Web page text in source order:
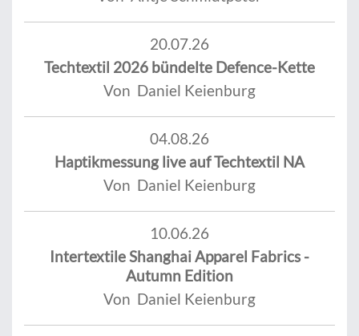
20.07.26
Techtextil 2026 bündelte Defence-Kette
Von Daniel Keienburg
04.08.26
Haptikmessung live auf Techtextil NA
Von Daniel Keienburg
10.06.26
Intertextile Shanghai Apparel Fabrics -
Autumn Edition
Von Daniel Keienburg